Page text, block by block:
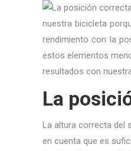
nuestra bicicleta
rendimiento con la
estos elementos
resultados con
La
La altura correcta del
en cuenta que es